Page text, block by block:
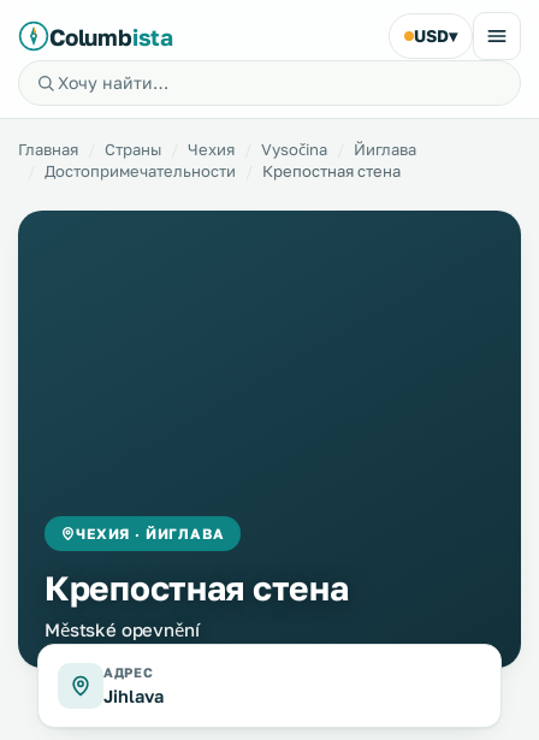
Columbista USD▾
Главная Страны Чехия Vysočina
Йиглава
Достопримечательности
Крепостная стена
ЧЕХИЯ · ЙИГЛАВА
Крепостная стена
Městské opevnění
АДРЕС
Jihlava